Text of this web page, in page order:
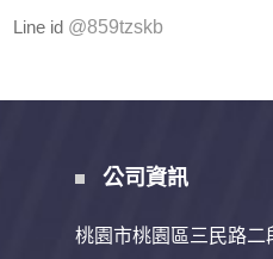
Line id @859tzskb
公司資訊
桃園市桃園區三民路二